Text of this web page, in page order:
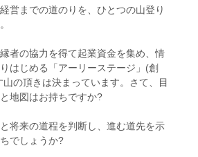
営までの道のりを、ひとつの山登り
者の協力を得て起業資金を集め、情
はじめる「アーリーステージ」(創
の頂きは決まっています。さて、目
地図はお持ちですか?
将来の道程を判断し、進む道先を示
でしょうか?